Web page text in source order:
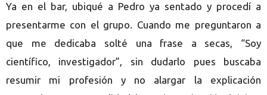
Ya en el bar, ubiqué a Pedro ya sentado y procedí a
presentarme con el grupo. Cuando me preguntaron a
que me dedicaba solté una frase a secas, “Soy
científico, investigador”, sin dudarlo pues buscaba
resumir mi profesión y no alargar la explicación